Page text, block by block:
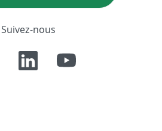
Suivez-nous